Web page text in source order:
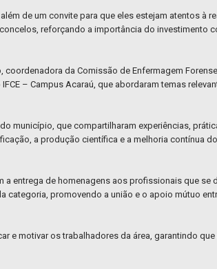
de um convite para que eles estejam atentos à
reforçando a importância do investimento
da Comissão de Enfermagem
– Campus Acaraú, que abordaram temas
município, que compartilharam experiências,
a produção científica e a melhoria contínua
entrega de homenagens aos profissionais que se
categoria, promovendo a união e o apoio mútuo
e motivar os trabalhadores da área, garantindo